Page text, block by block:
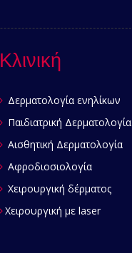
Κλινική
Δερματολογία ενηλίκων
Παιδιατρική Δερματολογία
Αισθητική Δερματολογία
Αφροδιοσιολογία
Χειρουργική δέρματος
Χειρουργική με laser